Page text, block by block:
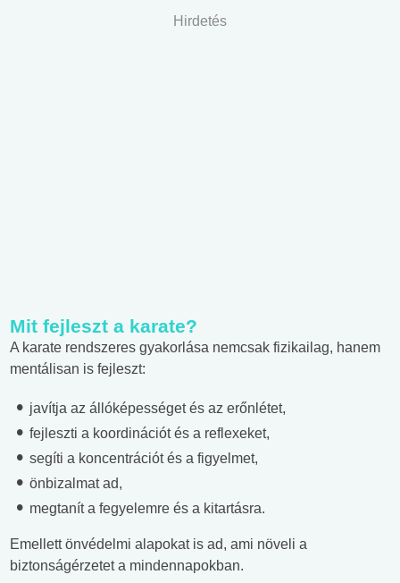
Hirdetés
Mit fejleszt a karate?
A karate rendszeres gyakorlása nemcsak fizikailag, hanem
mentálisan is fejleszt:
javítja az állóképességet és az erőnlétet,
fejleszti a koordinációt és a reflexeket,
segíti a koncentrációt és a figyelmet,
önbizalmat ad,
megtanít a fegyelemre és a kitartásra.
Emellett önvédelmi alapokat is ad, ami növeli a
biztonságérzetet a mindennapokban.